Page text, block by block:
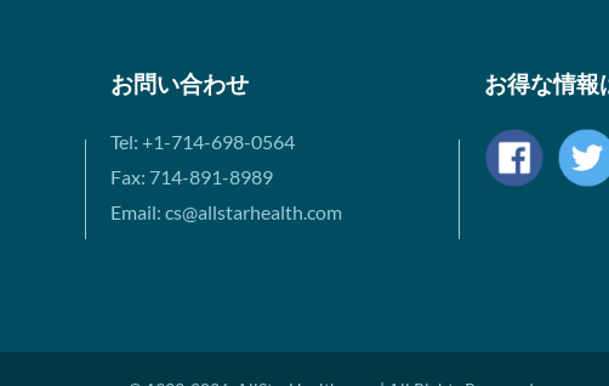
お問い合わせ
Tel: +1-714-698-0564
Fax: 714-891-8989
Email: cs@allstarhealth.com
お得な情報